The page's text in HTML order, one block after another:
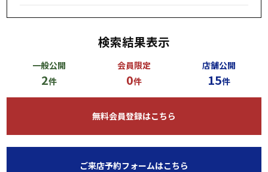
検索結果表示
一般公開
2件
会員限定
0件
店舗公開
15件
無料会員登録はこちら
ご来店予約フォームはこちら